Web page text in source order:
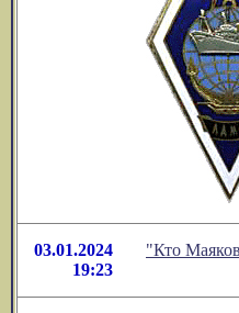
03.01.2024
19:23
"Кто